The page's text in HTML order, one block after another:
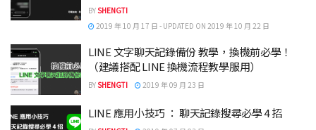
BYSHENGTI
2019 年 10 月 17 日 - UPDATED ON 2019 年 10 月 22 日
LINE 文字聊天記錄備份 教學，換機前必學！
（建議搭配 LINE 換機流程教學服用）
BYSHENGTI 2019 年 09 月 23 日
LINE 應用小技巧 ： 聊天記錄搜尋必學 4 招